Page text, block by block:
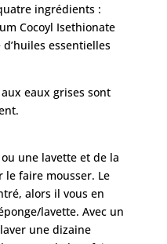
ingrédients :
Cocoyl Isethionate
essentielles
eaux grises sont
une lavette et de la
le faire mousser. Le
alors il vous en
lavette. Avec un
une dizaine